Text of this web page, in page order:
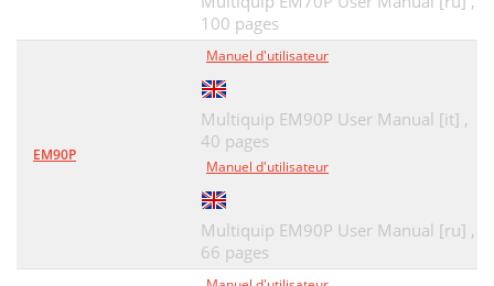
100 pages
EM90P
Manuel d'utilisateur
Multiquip EM90P User Manual [it] ,
40 pages
Manuel d'utilisateur
Multiquip EM90P User Manual [ru] ,
66 pages